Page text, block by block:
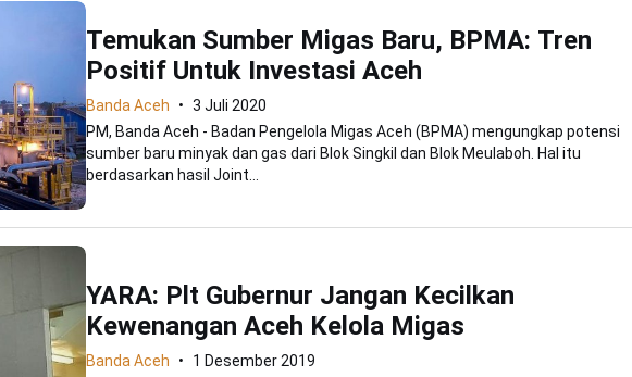
Temukan Sumber Migas Baru, BPMA: Tren
Positif Untuk Investasi Aceh
Banda Aceh
3 Juli 2020
PM, Banda Aceh - Badan Pengelola Migas Aceh (BPMA) mengungkap potensi
sumber baru minyak dan gas dari Blok Singkil dan Blok Meulaboh. Hal itu
berdasarkan hasil Joint...
YARA: Plt Gubernur Jangan Kecilkan
Kewenangan Aceh Kelola Migas
Banda Aceh
1 Desember 2019